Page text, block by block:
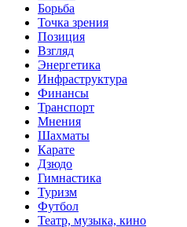
Борьба
Точка зрения
Позиция
Взгляд
Энергетика
Инфраструктура
Финансы
Транспорт
Мнения
Шахматы
Карате
Дзюдо
Гимнастика
Туризм
Футбол
Театр, музыка, кино